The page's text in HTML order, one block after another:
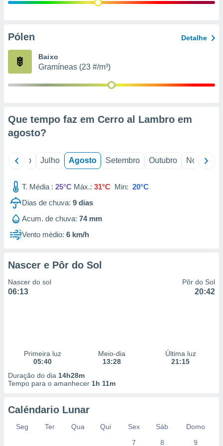
e
de
Pólen Detalhe
Baixo
Gramíneas (23 #/m³)
Que tempo faz em Cerro al Lambro em
agosto?
Junho Julho Agosto Setembro Outubro Novembro
T. Média : 25°C Máx.: 31°C Min: 20°C
Dias de chuva: 9 dias
Acum. de chuva: 74 mm
Vento médio: 6 km/h
Nascer e Pôr do Sol
Nascer do sol
06:13
Pôr do Sol
20:42
Primeira luz
05:40
Meio-dia
13:28
Última luz
21:15
Duração do dia 14h28m
Tempo para o amanhecer 1h 11m
Caléndario Lunar
Seg Ter Qua Qui Sex Sáb
Domo
7
8 9